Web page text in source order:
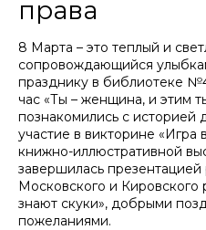
права
8 Марта – это теплый и
сопровождающийся
празднику в библиотеке
час «Ты – женщина, и этим
познакомились с историей
участие в викторине «Игра
книжно-иллюстративной
завершилась
Московского и
знают скуки», добрыми
пожеланиями.